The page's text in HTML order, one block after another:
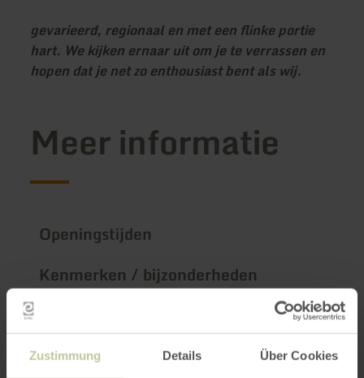
Zustimmung Details Über Cookies
gevarieerd, regionaal en met een flinke portie
hart. We kijken ernaar uit om je te verrassen en
hopen dat je net zo enthousiast bent als wij.
Meer informatie
Openingstijden
Kenmerken / bijzonderheden